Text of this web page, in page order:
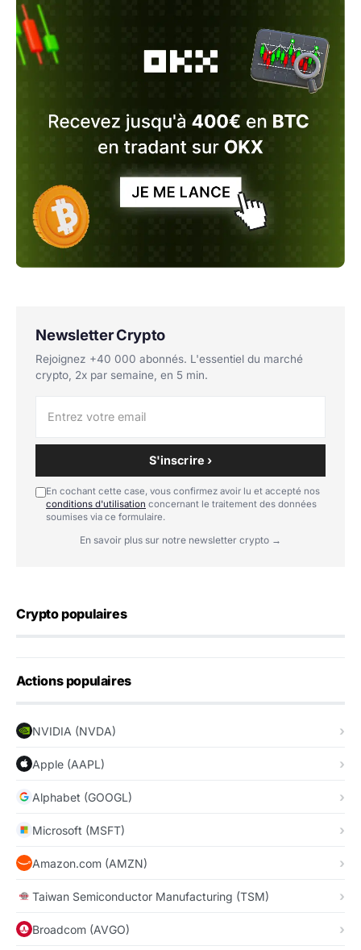
Newsletter Crypto
Rejoignez +40 000 abonnés. L'essentiel du marché
crypto, 2x par semaine, en 5 min.
S'inscrire ›
En cochant cette case, vous confirmez avoir lu et accepté nos
conditions d'utilisation concernant le traitement des données
soumises via ce formulaire.
En savoir plus sur notre newsletter crypto →
Crypto populaires
Actions populaires
NVIDIA (NVDA)
Apple (AAPL)
Alphabet (GOOGL)
Microsoft (MSFT)
Amazon.com (AMZN)
Taiwan Semiconductor Manufacturing (TSM)
Broadcom (AVGO)